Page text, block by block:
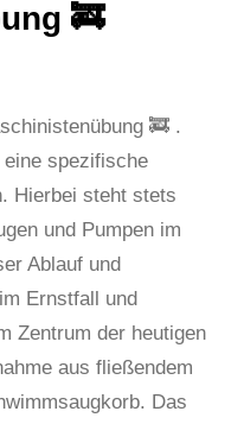
🚒
🚒 .
spezifische
Hierbei steht stets
und Pumpen im
Ablauf und
Ernstfall und
Zentrum der heutigen
aus fließendem
Das